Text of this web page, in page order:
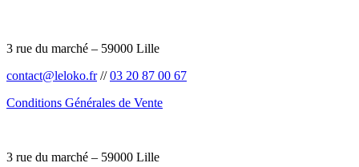
3 rue du marché – 59000 Lille
contact@leloko.fr//03 20 87 00 67
Conditions Générales de Vente
3 rue du marché – 59000 Lille